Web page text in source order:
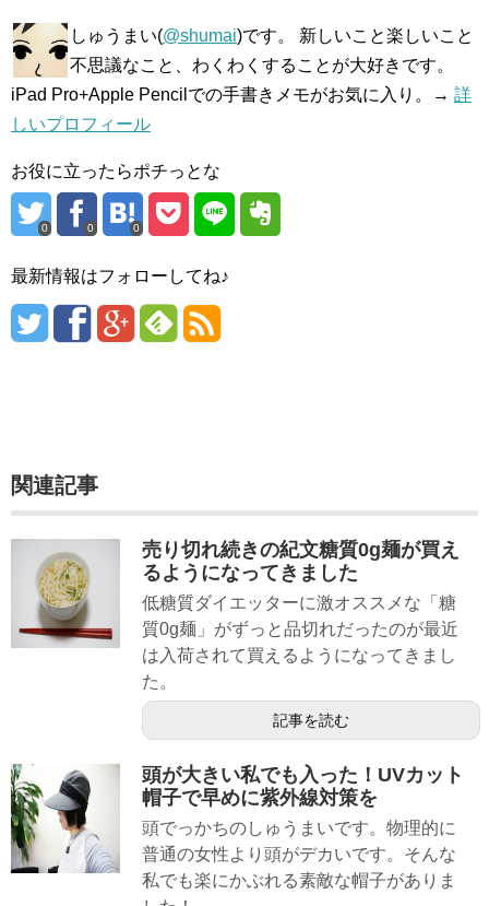
しゅうまい(@shumai)です。 新しいこと楽しいこと
不思議なこと、わくわくすることが大好きです。
iPad Pro+Apple Pencilでの手書きメモがお気に入り。→ 詳
しいプロフィール
お役に立ったらポチっとな
0 0 0
最新情報はフォローしてね♪
関連記事
売り切れ続きの紀文糖質0g麺が買え
るようになってきました
低糖質ダイエッターに激オススメな「糖
質0g麺」がずっと品切れだったのが最近
は入荷されて買えるようになってきまし
た。
記事を読む
頭が大きい私でも入った！UVカット
帽子で早めに紫外線対策を
頭でっかちのしゅうまいです。物理的に
普通の女性より頭がデカいです。そんな
私でも楽にかぶれる素敵な帽子がありま